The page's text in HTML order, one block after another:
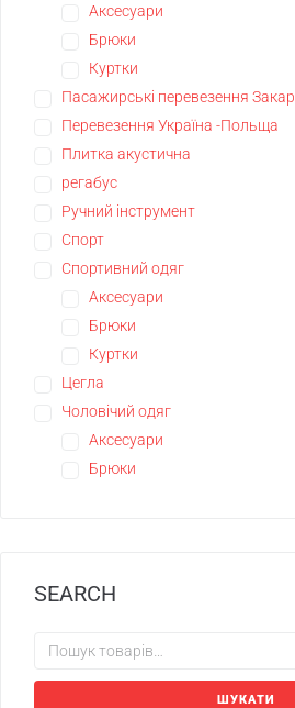
Аксесуари
Брюки
Куртки
Пасажирські перевезення
Перевезення Україна -Польща
Плитка акустична
регабус
Ручний інструмент
Спорт
Спортивний одяг
Аксесуари
Брюки
Куртки
Цегла
Чоловічий одяг
Аксесуари
Брюки
SEARCH
ШУКАТИ